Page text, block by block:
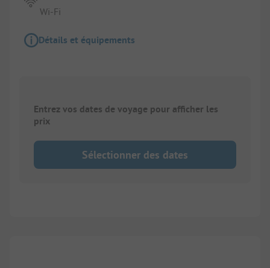
Wi-Fi
Détails et équipements
Entrez vos dates de voyage pour afficher les
prix
Sélectionner des dates